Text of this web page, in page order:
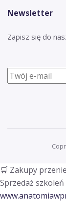
Newsletter
Zapisz się do
🛒 Zakupy
Sprzedaż